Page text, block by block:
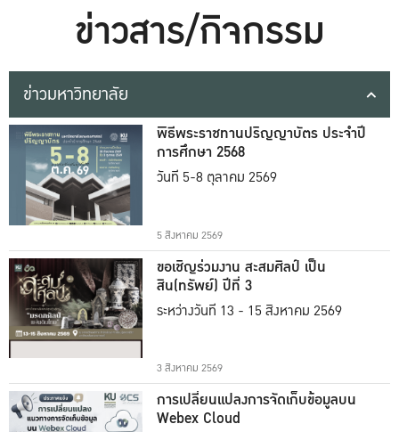
ข่าวสาร/กิจกรรม
ข่าวมหาวิทยาลัย
พิธีพระราชทานปริญญาบัตร ประจำปี
การศึกษา 2568
วันที่ 5-8 ตุลาคม 2569
5 สิงหาคม 2569
ขอเชิญร่วมงาน สะสมศิลป์ เป็น
สิน(ทรัพย์) ปีที่ 3
ระหว่างวันที่ 13 - 15 สิงหาคม 2569
3 สิงหาคม 2569
การเปลี่ยนแปลงการจัดเก็บข้อมูลบน
Webex Cloud